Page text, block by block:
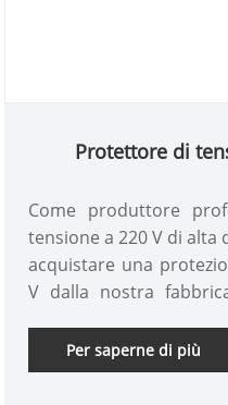
Protettore di
Come produttore
tensione a 220 V di alta
acquistare una
V dalla nostra
Protettore di tensione
sovratensione e
Per saperne di più